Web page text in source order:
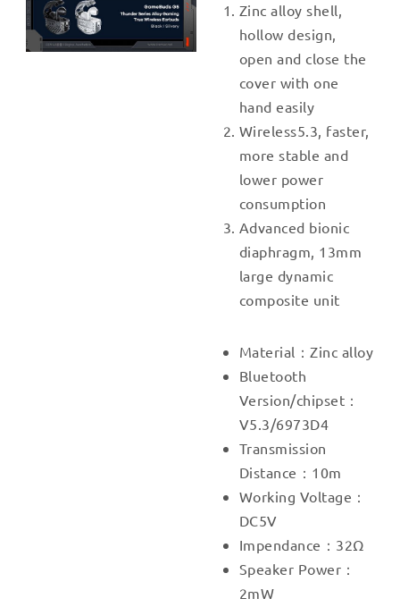
Zinc alloy shell,
hollow design,
open and close the
cover with one
hand easily
Wireless5.3, faster,
more stable and
lower power
consumption
Advanced bionic
diaphragm, 13mm
large dynamic
composite unit
Material：Zinc alloy
Bluetooth
Version/chipset：
V5.3/6973D4
Transmission
Distance：10m
Working Voltage：
DC5V
Impendance：32Ω
Speaker Power：
2mW